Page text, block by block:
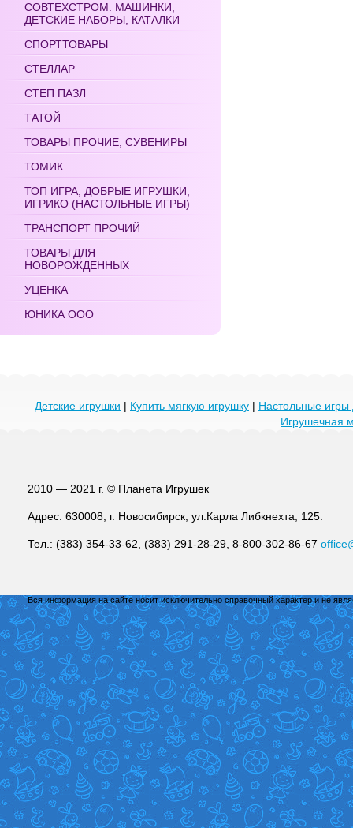
СОВТЕХСТРОМ: МАШИНКИ,
ДЕТСКИЕ НАБОРЫ, КАТАЛКИ
СПОРТТОВАРЫ
СТЕЛЛАР
СТЕП ПАЗЛ
ТАТОЙ
ТОВАРЫ ПРОЧИЕ, СУВЕНИРЫ
ТОМИК
ТОП ИГРА, ДОБРЫЕ ИГРУШКИ,
ИГРИКО (НАСТОЛЬНЫЕ ИГРЫ)
ТРАНСПОРТ ПРОЧИЙ
ТОВАРЫ ДЛЯ
НОВОРОЖДЕННЫХ
УЦЕНКА
ЮНИКА ООО
Детские игрушки | Купить мягкую игрушку | Настольные игры
Игрушечная
2010 — 2021 г. © Планета Игрушек
Адрес: 630008, г. Новосибирск, ул.Карла Либкнехта, 125.
Тел.: (383) 354-33-62, (383) 291-28-29, 8-800-302-86-67
Вся информация на сайте носит исключительно справочный характер и не